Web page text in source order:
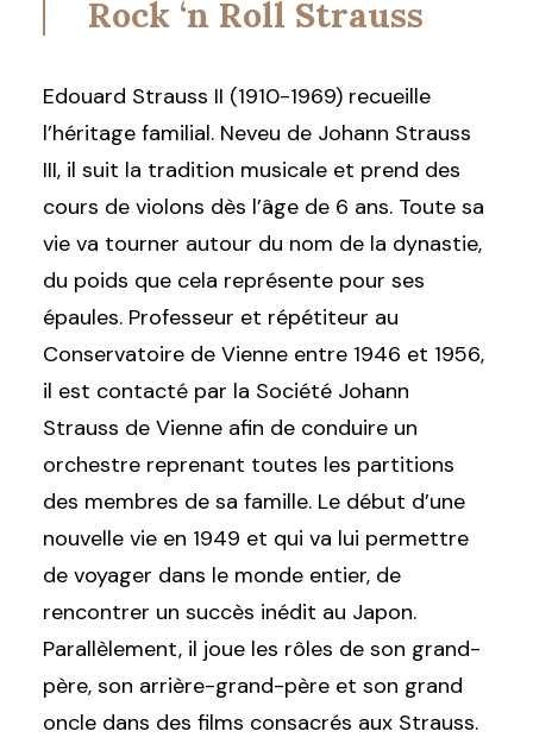
Rock ‘n Roll Strauss
Edouard Strauss II (1910-1969) recueille
l’héritage familial. Neveu de Johann Strauss
III, il suit la tradition musicale et prend des
cours de violons dès l’âge de 6 ans. Toute sa
vie va tourner autour du nom de la dynastie,
du poids que cela représente pour ses
épaules. Professeur et répétiteur au
Conservatoire de Vienne entre 1946 et 1956,
il est contacté par la Société Johann
Strauss de Vienne afin de conduire un
orchestre reprenant toutes les partitions
des membres de sa famille. Le début d’une
nouvelle vie en 1949 et qui va lui permettre
de voyager dans le monde entier, de
rencontrer un succès inédit au Japon.
Parallèlement, il joue les rôles de son grand-
père, son arrière-grand-père et son grand
oncle dans des films consacrés aux Strauss.